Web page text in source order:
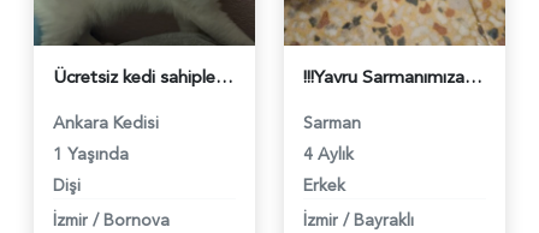
Ücretsiz kedi sahiplendirme - 5588
Ankara Kedisi
1 Yaşında
Dişi
İzmir / Bornova
!!!Yavru Sarmanımıza Acil Yuva!!! - 5339
Sarman
4 Aylık
Erkek
İzmir / Bayraklı